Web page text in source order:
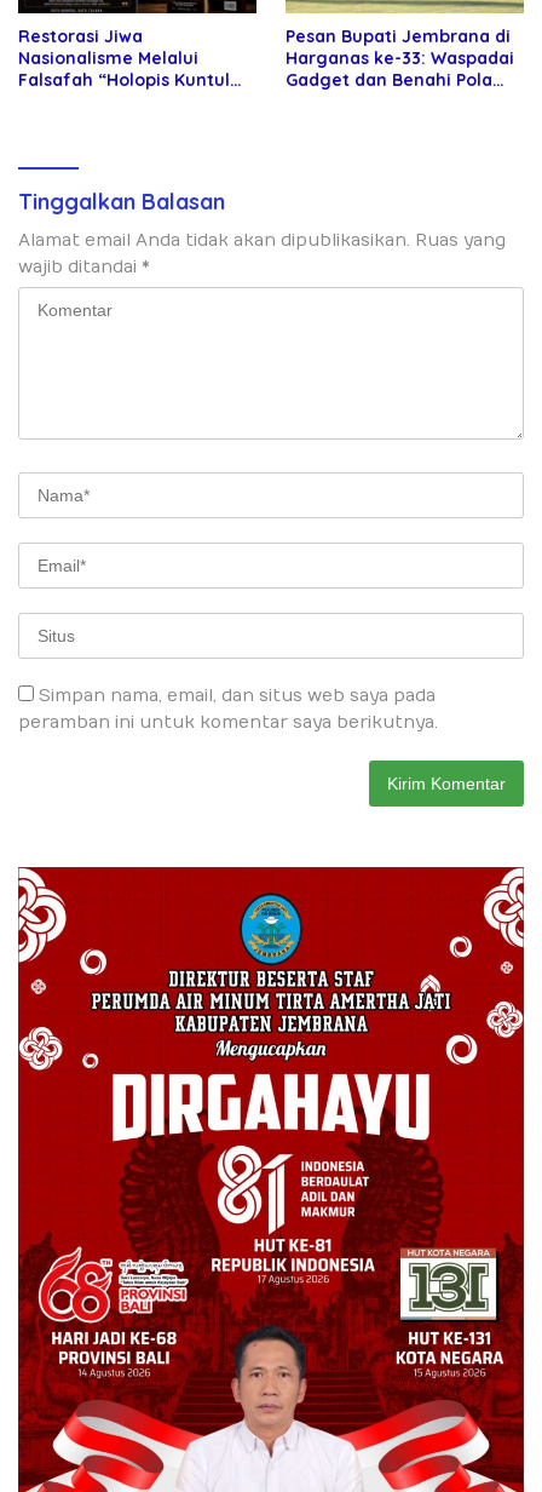
Restorasi Jiwa
Nasionalisme Melalui
Falsafah “Holopis Kuntul
Pesan Bupati Jembrana di
Harganas ke-33: Waspadai
Gadget dan Benahi Pola
Tinggalkan Balasan
Alamat email Anda tidak akan dipublikasikan. Ruas yang
wajib ditandai *
Simpan nama, email, dan situs web saya pada
peramban ini untuk komentar saya berikutnya.